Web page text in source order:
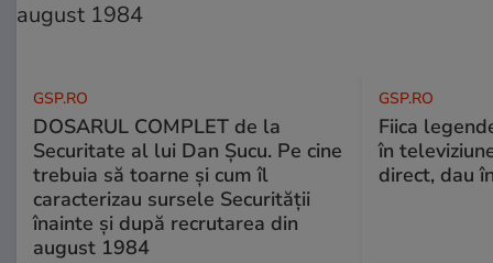
GSP.RO
DOSARUL COMPLET de la
Securitate al lui Dan Șucu. Pe cine
trebuia să toarne și cum îl
caracterizau sursele Securității
înainte și după recrutarea din
august 1984
GSP.RO
Fiica
în
direct, dau